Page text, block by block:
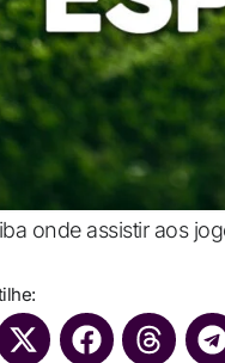
onde assistir aos